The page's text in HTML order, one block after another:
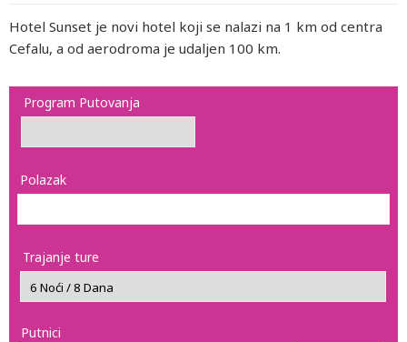
Hotel Sunset je novi hotel koji se nalazi na 1 km od centra
Cefalu, a od aerodroma je udaljen 100 km.
Program Putovanja
Polazak
Trajanje ture
Putnici